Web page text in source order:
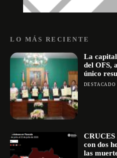
LO MÁS RECIENTE
La
del OFS,
único
DESTACADO
CRUCES
con dos
las